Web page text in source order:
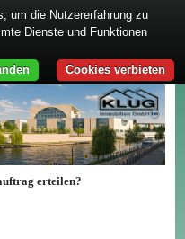
erteilen?
um die Nutzererfahrung zu
Dienste und Funktionen
Cookies verbieten